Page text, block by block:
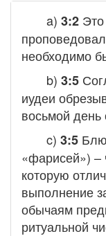
a) 3:2
необходимо
b) 3:5
иудеи
восьмой
c) 3:5
«фарисей») –
которую
выполнение
обычаям
ритуальной